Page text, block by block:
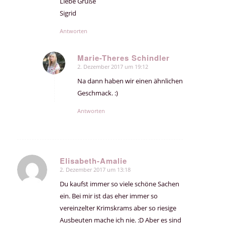
Sigrid
Antworten
Marie-Theres Schindler
sagte:
2. Dezember 2017 um 19:12
Na dann haben wir einen ähnlichen
Geschmack. :)
Antworten
Elisabeth-Amalie
sagte:
2. Dezember 2017 um 13:18
Du kaufst immer so viele schöne Sachen
ein. Bei mir ist das eher immer so
vereinzelter Krimskrams aber so riesige
Ausbeuten mache ich nie. :D Aber es sind